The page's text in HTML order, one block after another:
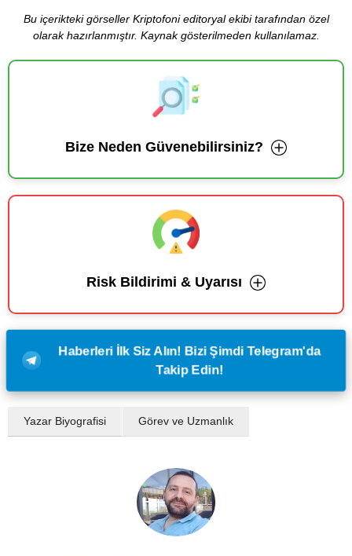
Bu içerikteki görseller Kriptofoni editoryal ekibi tarafından özel
olarak hazırlanmıştır. Kaynak gösterilmeden kullanılamaz.
Bize Neden Güvenebilirsiniz?
Risk Bildirimi & Uyarısı
Haberleri İlk Siz Alın! Bizi Şimdi Telegram'da
Takip Edin!
Yazar Biyografisi Görev ve Uzmanlık